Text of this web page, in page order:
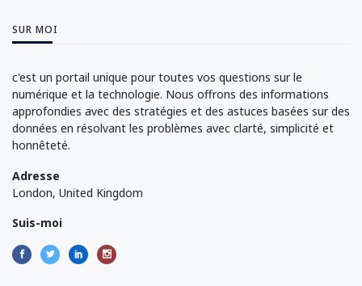
SUR MOI
c'est un portail unique pour toutes vos questions sur le
numérique et la technologie. Nous offrons des informations
approfondies avec des stratégies et des astuces basées sur des
données en résolvant les problèmes avec clarté, simplicité et
honnêteté.
Adresse
London, United Kingdom
Suis-moi